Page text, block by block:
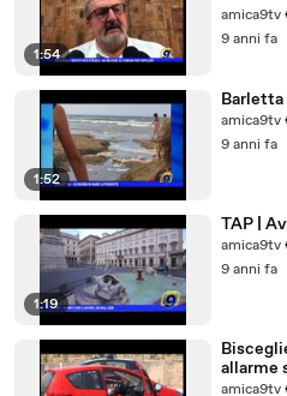
1:54
amica9tv
9 anni fa
1:52
Barletta
amica9tv
9 anni fa
1:19
TAP |
amica9tv
9 anni fa
allarme
amica9tv